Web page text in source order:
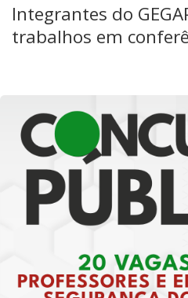
Integrantes do
trabalhos em